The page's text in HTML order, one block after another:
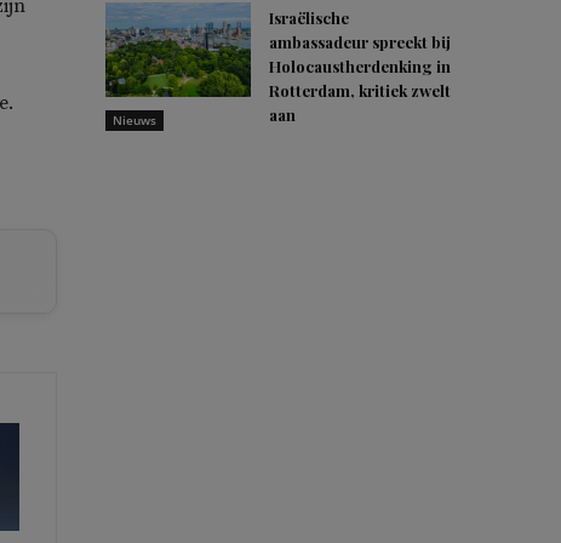
Nieuws
Israëlische
ambassadeur spreekt bij
Holocaustherdenking in
Rotterdam, kritiek zwelt
aan